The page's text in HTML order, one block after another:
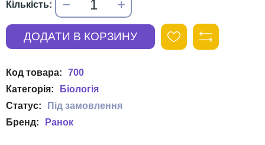
700
Біологія
Ранок